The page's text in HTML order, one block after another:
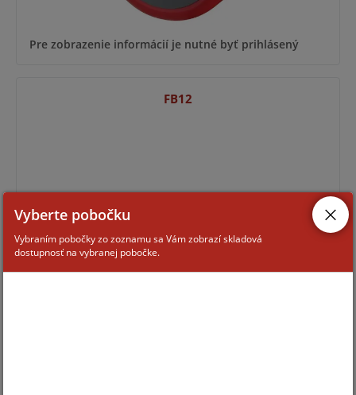
Pre zobrazenie informácií je nutné byť prihlásený
FB12
Vyberte pobočku
Vybraním pobočky zo zoznamu sa Vám zobrazí skladová
dostupnosť na vybranej pobočke.